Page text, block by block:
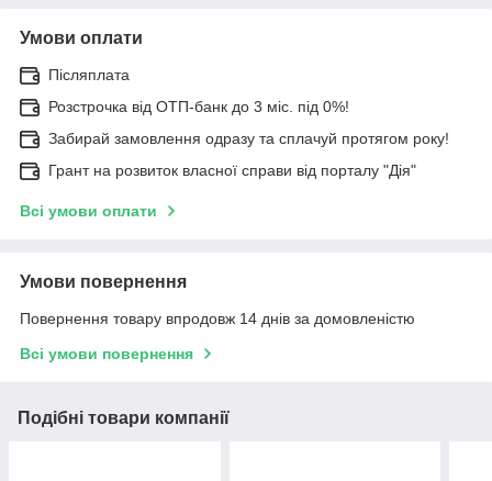
Умови оплати
Післяплата
Розстрочка від ОТП-банк до 3 міс. під 0%!
Забирай замовлення одразу та сплачуй протягом року!
Грант на розвиток власної справи від порталу "Дія"
Всі умови оплати
Умови повернення
Повернення товару впродовж 14 днів за домовленістю
Всі умови повернення
Подібні товари компанії